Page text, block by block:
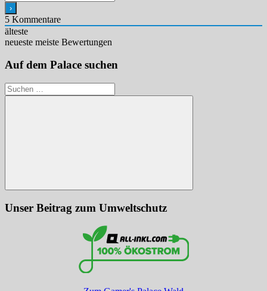
5 Kommentare
älteste
neueste meiste Bewertungen
Auf dem Palace suchen
Suchen
nach:
Suchen
Unser Beitrag zum Umweltschutz